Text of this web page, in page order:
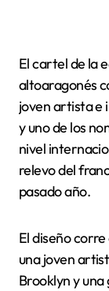
El cartel de la
altoaragonés
joven artista e
y uno de los
nivel
relevo del
pasado año.
El diseño corre
una joven
Brooklyn y